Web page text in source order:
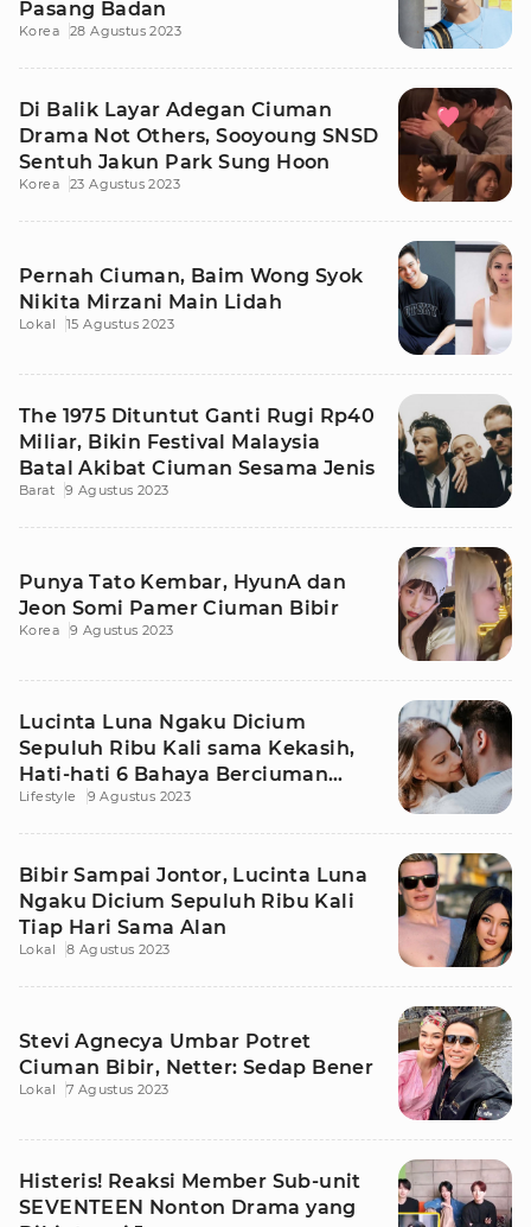
Pasang Badan
Korea 28 Agustus 2023
Di Balik Layar Adegan Ciuman
Drama Not Others, Sooyoung SNSD
Sentuh Jakun Park Sung Hoon
Korea 23 Agustus 2023
Pernah Ciuman, Baim Wong Syok
Nikita Mirzani Main Lidah
Lokal 15 Agustus 2023
The 1975 Dituntut Ganti Rugi Rp40
Miliar, Bikin Festival Malaysia
Batal Akibat Ciuman Sesama Jenis
Barat 9 Agustus 2023
Punya Tato Kembar, HyunA dan
Jeon Somi Pamer Ciuman Bibir
Korea 9 Agustus 2023
Lucinta Luna Ngaku Dicium
Sepuluh Ribu Kali sama Kekasih,
Hati-hati 6 Bahaya Berciuman
Buat Tubuh
Lifestyle 9 Agustus 2023
Bibir Sampai Jontor, Lucinta Luna
Ngaku Dicium Sepuluh Ribu Kali
Tiap Hari Sama Alan
Lokal 8 Agustus 2023
Stevi Agnecya Umbar Potret
Ciuman Bibir, Netter: Sedap Bener
Lokal 7 Agustus 2023
Histeris! Reaksi Member Sub-unit
SEVENTEEN Nonton Drama yang